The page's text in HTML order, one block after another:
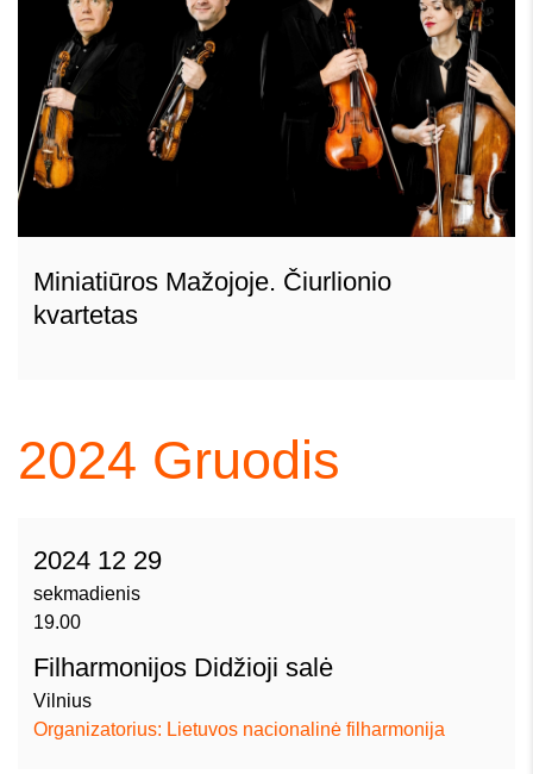
Miniatiūros Mažojoje. Čiurlionio
kvartetas
2024 Gruodis
2024 12 29
sekmadienis
19.00
Filharmonijos Didžioji salė
Vilnius
Organizatorius: Lietuvos nacionalinė filharmonija